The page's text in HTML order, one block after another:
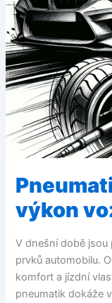
výkon
V dnešní době jsou
prvků automobilu.
komfort a jízdní
pneumatik dokáže